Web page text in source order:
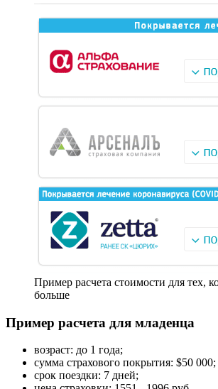
Пример расчета стоимости для тех,
больше
Пример расчета для младенца
возраст: до 1 года;
сумма страхового покрытия: $50 000;
срок поездки: 7 дней;